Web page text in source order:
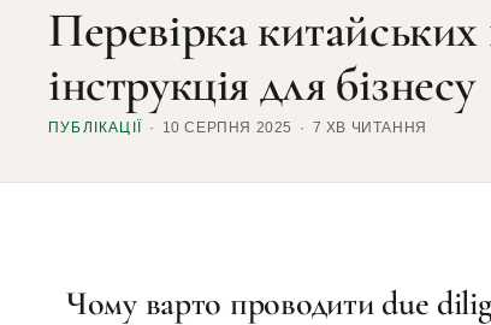
Перевірка
інструкція для бізнесу
ПУБЛІКАЦІЇ 10 СЕРПНЯ 2025 7 ХВ ЧИТАННЯ
Чому варто проводити due